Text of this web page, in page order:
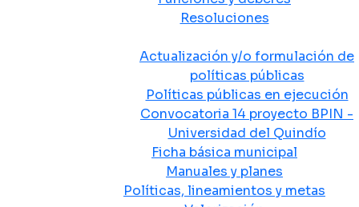
Resoluciones
Actualización y/o formulación de
políticas públicas
Políticas públicas en ejecución
Convocatoria 14 proyecto BPIN -
Universidad del Quindío
Ficha básica municipal
Manuales y planes
Políticas, lineamientos y metas